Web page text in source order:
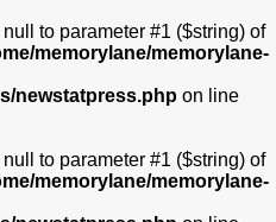
to parameter #1 ($string) of
memorylane/memorylane-
newstatpress.php on line
to parameter #1 ($string) of
memorylane/memorylane-